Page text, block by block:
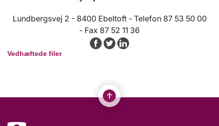
Lundbergsvej 2 - 8400 Ebeltoft - Telefon 87 53 50 00
- Fax 87 52 11 36
Vedhæftede filer